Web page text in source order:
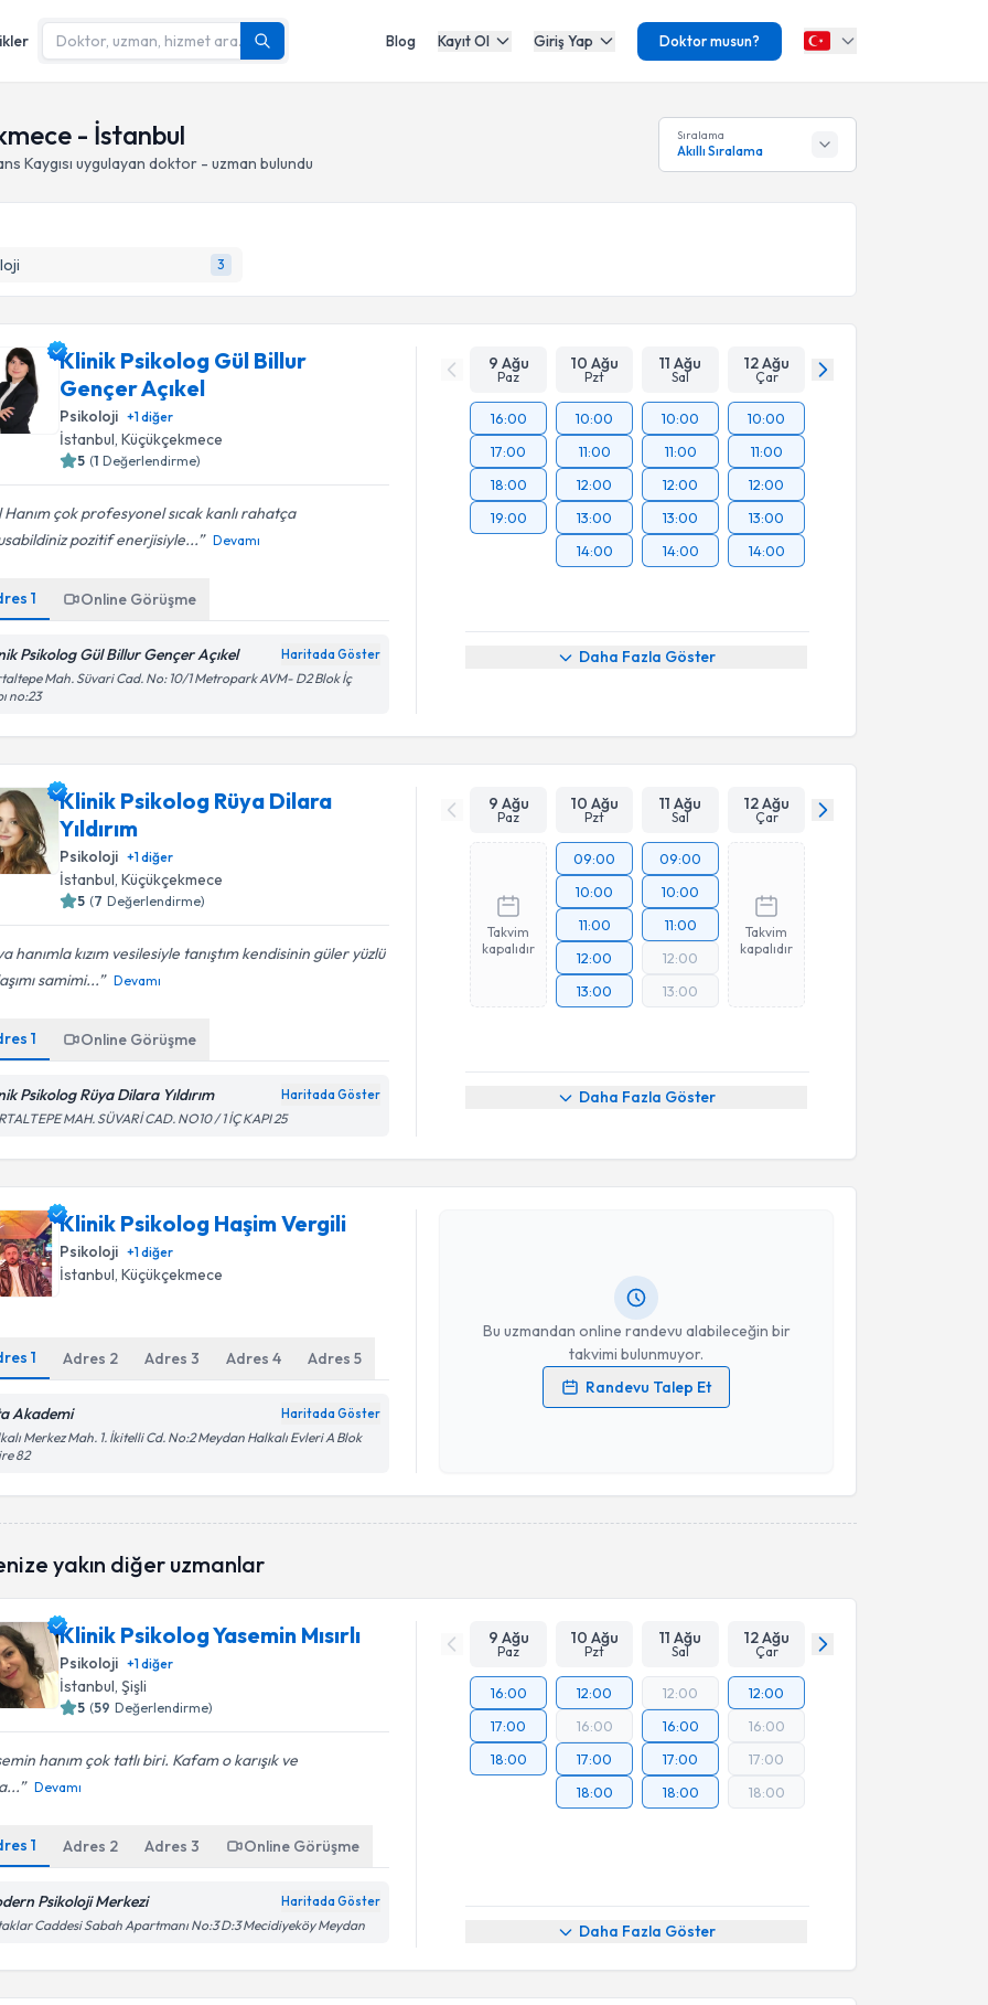
Blog Kayıt Ol Giriş Yap Doktor musun?
- İstanbul
Kaygısı uygulayan doktor - uzman bulundu
Sıralama
Akıllı Sıralama
3
Klinik Psikolog Gül Billur
Gençer Açıkel
Psikoloji +1diğer
İstanbul, Küçükçekmece
5 (1 Değerlendirme)
Hanım çok profesyonel sıcak kanlı rahatça
pozitif enerjisiyle...
Devamı
1 Online Görüşme
Psikolog Gül Billur Gençer Açıkel Haritada Göster
Mah. Süvari Cad. No: 10/1 Metropark AVM- D2 Blok İç
no:23
9 Ağu
Paz
10 Ağu
Pzt
11 Ağu
Sal
12 Ağu
Çar
16:00
17:00
18:00
19:00
10:00
11:00
12:00
13:00
14:00
10:00
11:00
12:00
13:00
14:00
10:00
11:00
12:00
13:00
14:00
Daha Fazla Göster
Klinik Psikolog Rüya Dilara
Yıldırım
Psikoloji +1diğer
İstanbul, Küçükçekmece
5 (7 Değerlendirme)
hanımla kızım vesilesiyle tanıştım kendisinin güler yüzlü
samimi...
Devamı
1 Online Görüşme
Psikolog Rüya Dilara Yıldırım Haritada Göster
MAH. SÜVARİ CAD. NO10 / 1 İÇ KAPI 25
9 Ağu
Paz
10 Ağu
Pzt
11 Ağu
Sal
12 Ağu
Çar
Takvim
kapalıdır
09:00
10:00
11:00
12:00
13:00
09:00
10:00
11:00
12:00
13:00
Takvim
kapalıdır
Daha Fazla Göster
Klinik Psikolog Haşim Vergili
Psikoloji +1diğer
İstanbul, Küçükçekmece
1 Adres 2 Adres3 Adres4 Adres5
Akademi Haritada Göster
Merkez Mah. 1. İkitelli Cd. No:2 Meydan Halkalı Evleri A Blok
82
Bu uzmandan online randevu alabileceğin bir
takvimi bulunmuyor.
Randevu Talep Et
Randevu Takvimi Talebi
Klinik Psikolog Haşim Vergili
Kişisel verilerimin işlenmesine ilişkinAydınlatma Metni
Takvim Talebini Gönder
yakın diğer uzmanlar
Klinik Psikolog Yasemin Mısırlı
Psikoloji +1diğer
İstanbul, Şişli
5 (59 Değerlendirme)
hanım çok tatlı biri. Kafam o karışık ve
Devamı
1 Adres 2 Adres3 Online Görüşme
Psikoloji Merkezi Haritada Göster
Caddesi Sabah Apartmanı No:3 D:3 Mecidiyeköy Meydan
9 Ağu
Paz
10 Ağu
Pzt
11 Ağu
Sal
12 Ağu
Çar
16:00
17:00
18:00
12:00
16:00
17:00
18:00
12:00
16:00
17:00
18:00
12:00
16:00
17:00
18:00
Daha Fazla Göster